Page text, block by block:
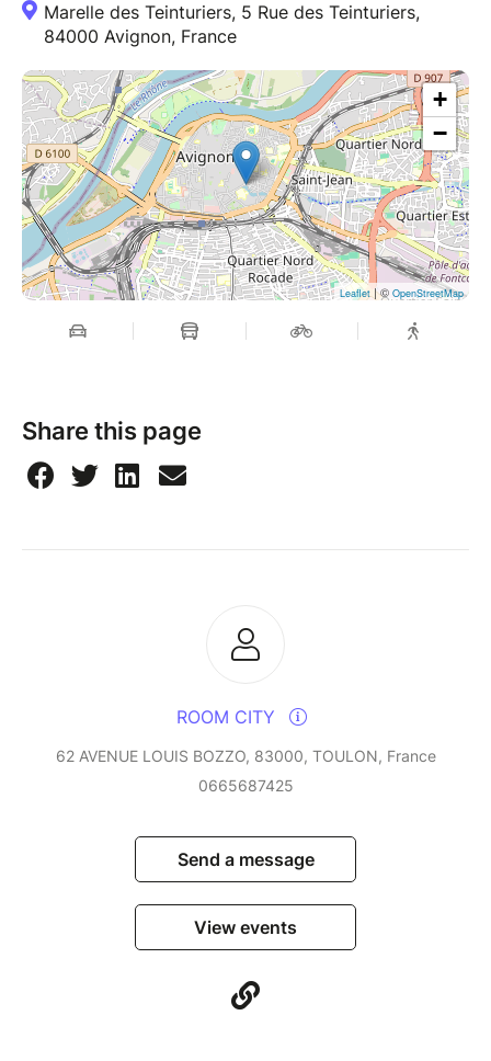
Marelle des Teinturiers, 5 Rue des Teinturiers,
84000 Avignon, France
+
−
Leaflet | © OpenStreetMap
Share this page
ROOM CITY
62 AVENUE LOUIS BOZZO, 83000, TOULON, France
0665687425
Send a message
View events